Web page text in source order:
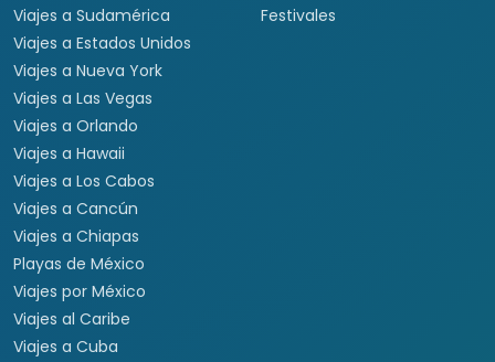
Viajes a Sudamérica
Viajes a Estados Unidos
Viajes a Nueva York
Viajes a Las Vegas
Viajes a Orlando
Viajes a Hawaii
Viajes a Los Cabos
Viajes a Cancún
Viajes a Chiapas
Playas de México
Viajes por México
Viajes al Caribe
Viajes a Cuba
Festivales